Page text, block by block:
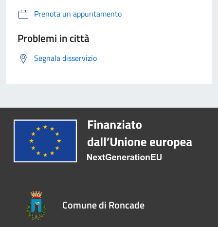
Prenota un appuntamento
Problemi in città
Segnala disservizio
Comune di Roncade